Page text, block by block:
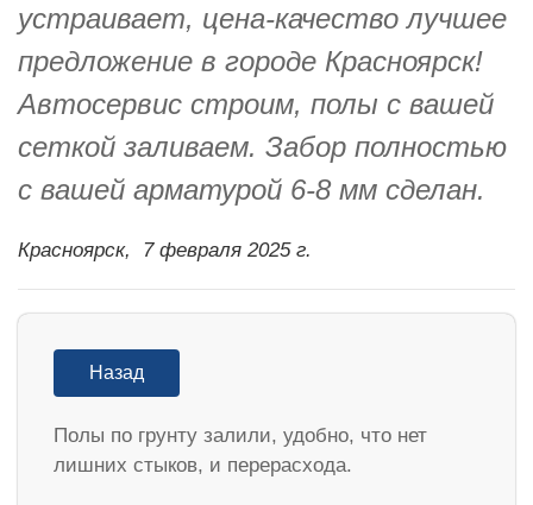
устраивает, цена-качество лучшее
предложение в городе Красноярск!
Автосервис строим, полы с вашей
сеткой заливаем. Забор полностью
с вашей арматурой 6-8 мм сделан.
Красноярск, 7 февраля 2025 г.
Назад
Полы по грунту залили, удобно, что нет
лишних стыков, и перерасхода.